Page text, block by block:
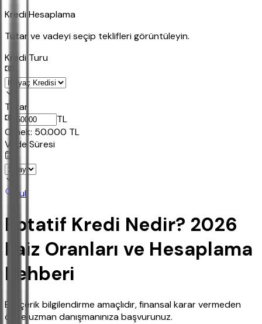
Kredi Hesaplama
Tutar ve vadeyi seçip teklifleri görüntüleyin.
Kredi Turu
Tutar
TL
Ornek: 50.000 TL
Vade Süresi
Bul
Rotatif Kredi Nedir? 2026
Faiz Oranları ve Hesaplama
Rehberi
Bu içerik bilgilendirme amaçlıdır, finansal karar vermeden
önce uzman danışmanınıza başvurunuz.